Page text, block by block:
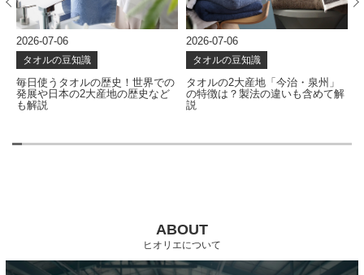
2026-07-06
タオルの豆知識
毎日使うタオルの歴史！世界での
発展や日本の2大産地の歴史など
も解説
2026-07-06
タオルの豆知識
タオルの2大産地「今治・泉州」
の特徴は？製法の違いも含めて解
説
ABOUT
ヒオリエについて